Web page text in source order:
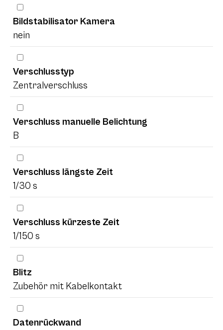
Bildstabilisator Kamera
nein
Verschlusstyp
Zentralverschluss
Verschluss manuelle Belichtung
B
Verschluss längste Zeit
1/30 s
Verschluss kürzeste Zeit
1/150 s
Blitz
Zubehör mit Kabelkontakt
Datenrückwand